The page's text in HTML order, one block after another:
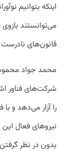
اینکه بتوانیم‌
می‌توانستند
قانون‌های
محمد جواد
شرکت‌های فناور
را آزار می‌دهد و
نیروهای فعال
بدون در نظر